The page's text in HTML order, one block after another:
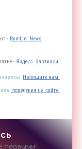
- Rambler News
- Яндекс. Картинки.
Напишите нам.
поведения на сайте.
первыми!